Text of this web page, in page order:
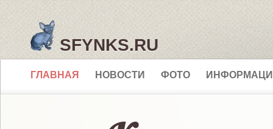
SFYNKS.RU
ГЛАВНАЯ НОВОСТИ ФОТО